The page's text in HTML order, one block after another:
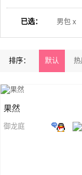
已选： 男包 x
排序： 默认 热
果然
御龙庭